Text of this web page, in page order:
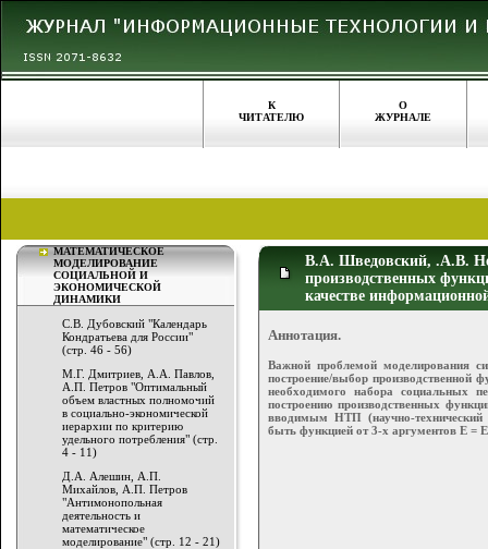
К
ЧИТАТЕЛЮ
О
ЖУРНАЛЕ
МАТЕМАТИЧЕСКОЕ
МОДЕЛИРОВАНИЕ
СОЦИАЛЬНОЙ И
ЭКОНОМИЧЕСКОЙ
ДИНАМИКИ
С.В. Дубовский "Календарь
Кондратьева для России"
(стр. 46 - 56)
М.Г. Дмитриев, А.А. Павлов,
А.П. Петров "Оптимальный
объем властных полномочий
в социально-экономической
иерархии по критерию
удельного потребления" (стр.
4 - 11)
Д.А. Алешин, А.П.
Михайлов, А.П. Петров
"Антимонопольная
деятельность и
математическое
моделирование" (стр. 12 - 21)
В.А. Шведовский, .А.В.
производственных
качестве
Аннотация.
Важной проблемой моделирования
построение/выбор производственной
необходимого набора социальных
построению производственных
вводимым НТП (научно-технический
быть функцией от 3-х аргументов Е =